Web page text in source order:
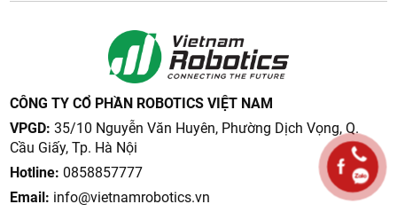
CÔNG TY CỔ PHẦN ROBOTICS VIỆT NAM
VPGD: 35/10 Nguyễn Văn Huyên, Phường Dịch Vọng, Q.
Cầu Giấy, Tp. Hà Nội
Hotline: 0858857777
Email: info@vietnamrobotics.vn